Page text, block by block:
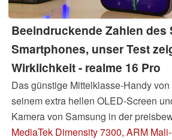
Beeindruckende Zahlen des
Smartphones, unser Test
Wirklichkeit - realme 16 Pro
Das günstige Mittelklasse-Handy
seinem extra hellen OLED-Screen
Kamera von Samsung in der
Käuferschicht Punkte sammeln.
MediaTek Dimensity 7300, ARM